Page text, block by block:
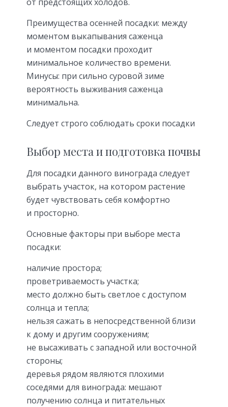
Преимущества осенней посадки: между
моментом выкапывания саженца
и моментом посадки проходит
минимальное количество времени.
Минусы: при сильно суровой зиме
вероятность выживания саженца
минимальна.
Следует строго соблюдать сроки посадки
Выбор места и подготовка почвы
Для посадки данного винограда следует
выбрать участок, на котором растение
будет чувствовать себя комфортно
и просторно.
Основные факторы при выборе места
посадки:
наличие простора;
проветриваемость участка;
место должно быть светлое с доступом
солнца и тепла;
нельзя сажать в непосредственной близи
к дому и другим сооружениям;
не высаживать с западной или восточной
стороны;
деревья рядом являются плохими
соседями для винограда: мешают
получению солнца и питательных